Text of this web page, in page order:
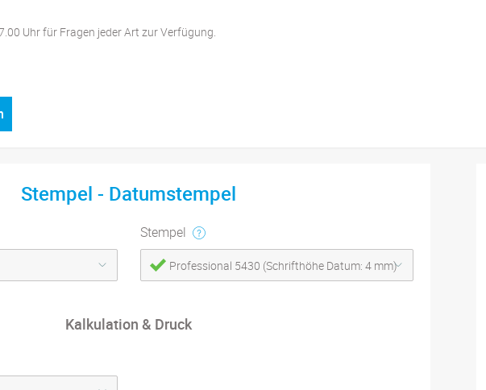
Uhr für Fragen jeder Art zur Verfügung.
Stempel - Datumstempel
Stempel
Professional 5430 (Schrifthöhe Datum: 4 mm)
Kalkulation & Druck